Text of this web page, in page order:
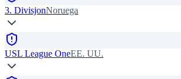
3. DivisjonNoruega
USL League OneEE. UU.